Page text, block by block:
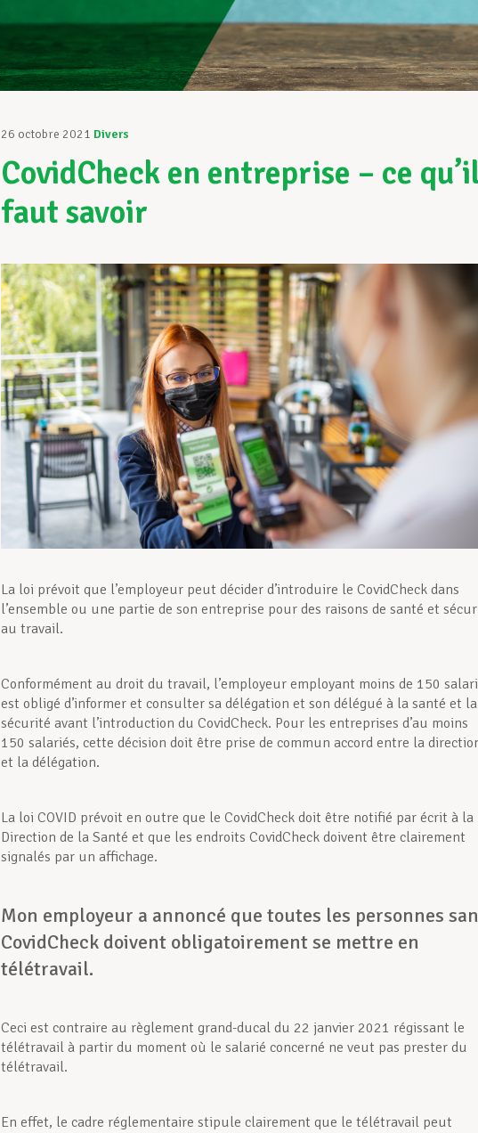
26 octobre 2021 Divers
CovidCheck en entreprise – ce
faut savoir
La loi prévoit que l’employeur peut décider d’introduire le CovidCheck dans
l’ensemble ou une partie de son entreprise pour des raisons de santé et
au travail.
Conformément au droit du travail, l’employeur employant moins de 150
est obligé d’informer et consulter sa délégation et son délégué à la santé et la
sécurité avant l’introduction du CovidCheck. Pour les entreprises d’au moins
150 salariés, cette décision doit être prise de commun accord entre la
et la délégation.
La loi COVID prévoit en outre que le CovidCheck doit être notifié par écrit à la
Direction de la Santé et que les endroits CovidCheck doivent être clairement
signalés par un affichage.
Mon employeur a annoncé que toutes les personnes
CovidCheck doivent obligatoirement se mettre en
télétravail.
Ceci est contraire au règlement grand-ducal du 22 janvier 2021 régissant le
télétravail à partir du moment où le salarié concerné ne veut pas prester du
télétravail.
En effet, le cadre réglementaire stipule clairement que le télétravail peut